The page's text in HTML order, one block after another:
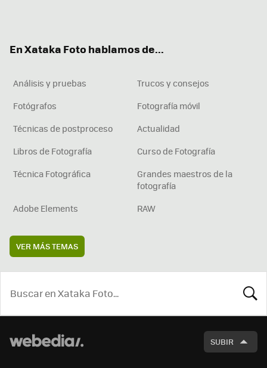
En Xataka Foto hablamos de...
Análisis y pruebas
Trucos y consejos
Fotógrafos
Fotografía móvil
Técnicas de postproceso
Actualidad
Libros de Fotografía
Curso de Fotografía
Técnica Fotográfica
Grandes maestros de la
fotografía
Adobe Elements
RAW
VER MÁS TEMAS
SUBIR